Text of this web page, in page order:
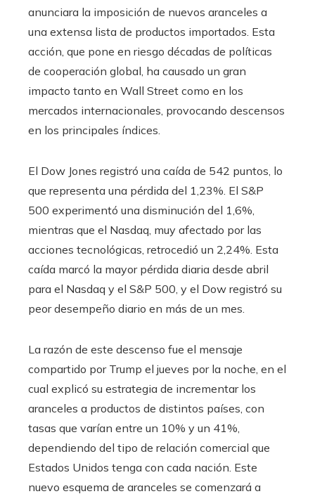
anunciara la imposición de nuevos aranceles a
una extensa lista de productos importados. Esta
acción, que pone en riesgo décadas de políticas
de cooperación global, ha causado un gran
impacto tanto en Wall Street como en los
mercados internacionales, provocando descensos
en los principales índices.
El Dow Jones registró una caída de 542 puntos, lo
que representa una pérdida del 1,23%. El S&P
500 experimentó una disminución del 1,6%,
mientras que el Nasdaq, muy afectado por las
acciones tecnológicas, retrocedió un 2,24%. Esta
caída marcó la mayor pérdida diaria desde abril
para el Nasdaq y el S&P 500, y el Dow registró su
peor desempeño diario en más de un mes.
La razón de este descenso fue el mensaje
compartido por Trump el jueves por la noche, en el
cual explicó su estrategia de incrementar los
aranceles a productos de distintos países, con
tasas que varían entre un 10% y un 41%,
dependiendo del tipo de relación comercial que
Estados Unidos tenga con cada nación. Este
nuevo esquema de aranceles se comenzará a